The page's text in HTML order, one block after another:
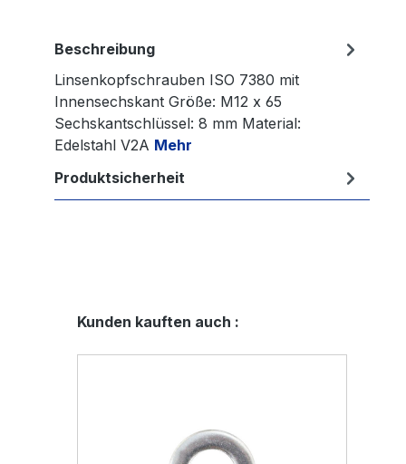
Beschreibung
Linsenkopfschrauben ISO 7380 mit
Innensechskant Größe: M12 x 65
Sechskantschlüssel: 8 mm Material:
Edelstahl V2A Mehr
Produktsicherheit
Produktgalerie überspringen
Kunden kauften auch :